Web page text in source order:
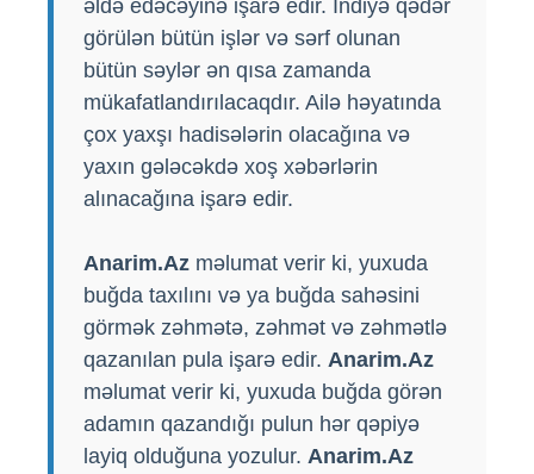
əldə edəcəyinə işarə edir. İndiyə qədər
görülən bütün işlər və sərf olunan
bütün səylər ən qısa zamanda
mükafatlandırılacaqdır. Ailə həyatında
çox yaxşı hadisələrin olacağına və
yaxın gələcəkdə xoş xəbərlərin
alınacağına işarə edir.
Anarim.Az məlumat verir ki, yuxuda
buğda taxılını və ya buğda sahəsini
görmək zəhmətə, zəhmət və zəhmətlə
qazanılan pula işarə edir. Anarim.Az
məlumat verir ki, yuxuda buğda görən
adamın qazandığı pulun hər qəpiyə
layiq olduğuna yozulur. Anarim.Az